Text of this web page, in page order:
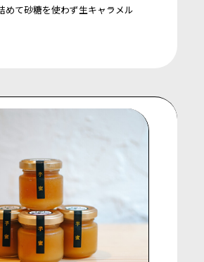
めて砂糖を使わず生キャラメル